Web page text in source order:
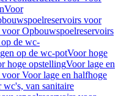
Voor
voor
voor Opbouwspoelreservoirs
de wc-
op de wc-potVoor hoge
hoge opstellingVoor lage en
Voor lage en halfhoge
van sanitaire